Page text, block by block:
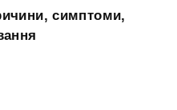
симптоми,